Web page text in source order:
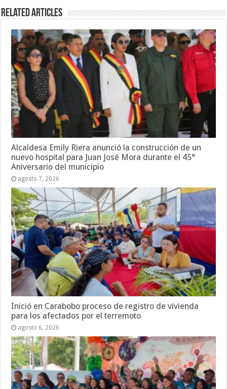
Related Articles
Alcaldesa Emily Riera anunció la construcción de un
nuevo hospital para Juan José Mora durante el 45°
Aniversario del municipio
agosto 7, 2026
Inició en Carabobo proceso de registro de vivienda
para los afectados por el terremoto
agosto 6, 2026